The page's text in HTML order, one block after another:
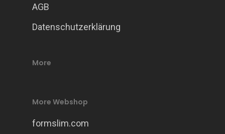
AGB
Datenschutzerklärung
More
More Webshop
formslim.com